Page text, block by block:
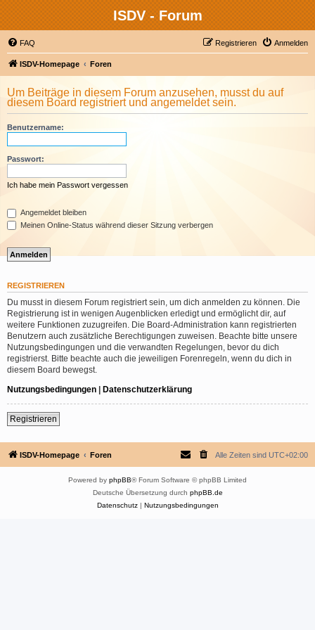
ISDV - Forum
FAQ Anmelden
Registrieren
ISDV-Homepage Foren
Um Beiträge in diesem Forum anzusehen, musst du auf
diesem Board registriert und angemeldet sein.
Benutzername:
Passwort:
Ich habe mein Passwort vergessen
Angemeldet bleiben
Meinen Online-Status während dieser Sitzung verbergen
REGISTRIEREN
Du musst in diesem Forum registriert sein, um dich anmelden zu können. Die
Registrierung ist in wenigen Augenblicken erledigt und ermöglicht dir, auf
weitere Funktionen zuzugreifen. Die Board-Administration kann registrierten
Benutzern auch zusätzliche Berechtigungen zuweisen. Beachte bitte unsere
Nutzungsbedingungen und die verwandten Regelungen, bevor du dich
registrierst. Bitte beachte auch die jeweiligen Forenregeln, wenn du dich in
diesem Board bewegst.
Nutzungsbedingungen | Datenschutzerklärung
Registrieren
ISDV-Homepage Foren Alle Zeiten sind UTC+02:00
Powered by phpBB® Forum Software © phpBB Limited
Deutsche Übersetzung durch phpBB.de
Datenschutz| Nutzungsbedingungen